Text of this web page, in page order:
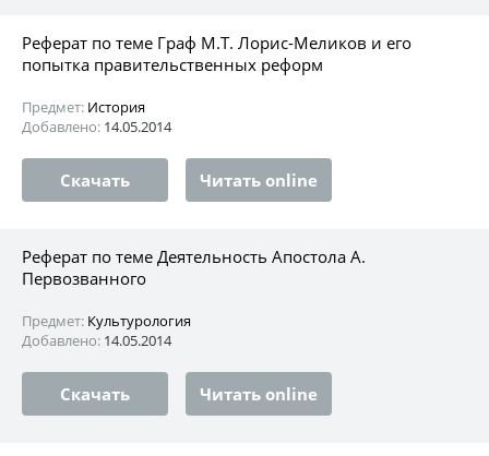
Реферат по теме Граф М.Т. Лорис-Меликов и его
попытка правительственных реформ
Предмет: История
Добавлено: 14.05.2014
Скачать Читать online
Реферат по теме Деятельность Апостола А.
Первозванного
Предмет: Культурология
Добавлено: 14.05.2014
Скачать Читать online